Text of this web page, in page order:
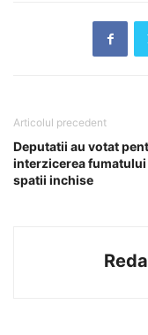
Articolul precedent
Deputatii au votat
interzicerea fumatului
spatii inchise